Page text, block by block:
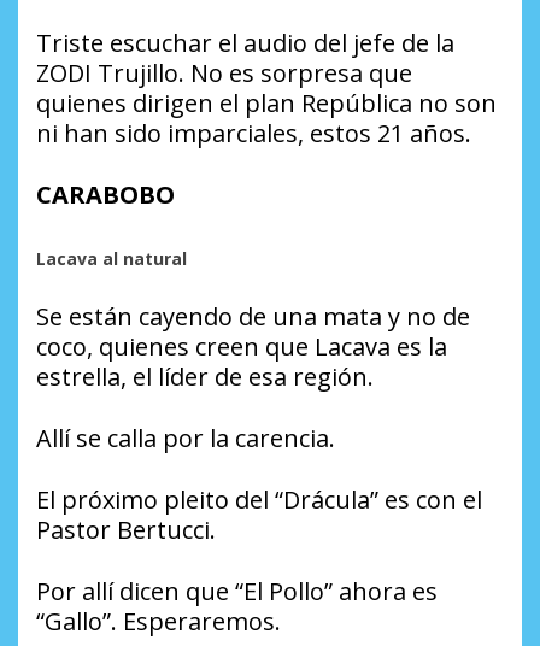
Triste escuchar el audio del jefe de la
ZODI Trujillo. No es sorpresa que
quienes dirigen el plan República no son
ni han sido imparciales, estos 21 años.
CARABOBO
Lacava al natural
Se están cayendo de una mata y no de
coco, quienes creen que Lacava es la
estrella, el líder de esa región.
Allí se calla por la carencia.
El próximo pleito del “Drácula” es con el
Pastor Bertucci.
Por allí dicen que “El Pollo” ahora es
“Gallo”. Esperaremos.